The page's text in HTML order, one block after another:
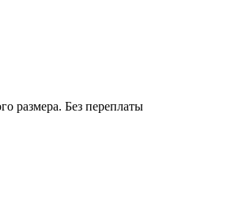
размера. Без переплаты